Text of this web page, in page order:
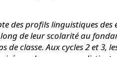
des profils linguistiques des
de leur scolarité au
classe. Aux cycles 2 et 3,